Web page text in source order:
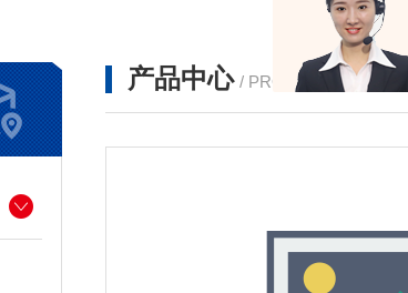
产品中心 / PRODUCTS